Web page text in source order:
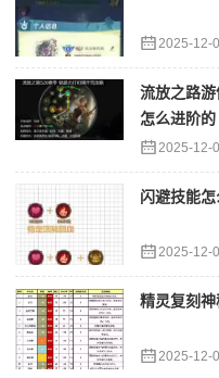
2025-12-
流放之路
怎么进阶的
2025-12-
闪避技能
2025-12-
精灵复刻
2025-12-